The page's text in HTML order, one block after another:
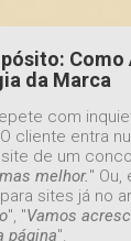
Como
da Marca
com
cliente entra
de um
melhor." Ou,
sites já no
", "Vamos
página".